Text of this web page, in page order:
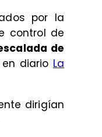
por la
control de
de
diario La
dirigían